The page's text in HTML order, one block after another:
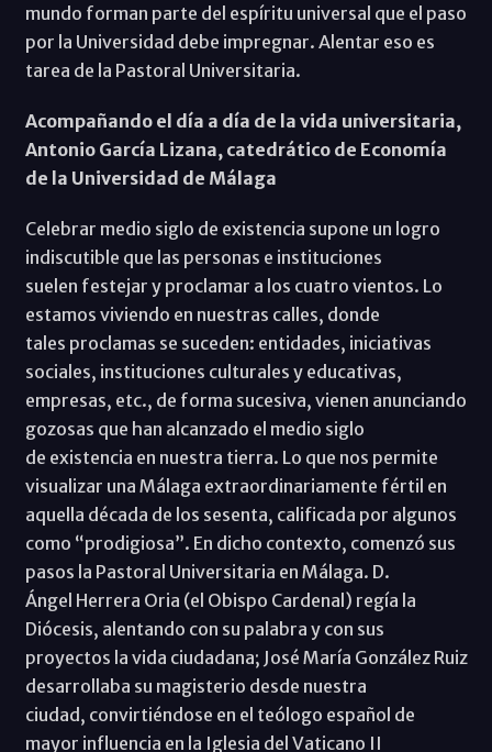
mundo forman parte del espíritu universal que el paso
por la Universidad debe impregnar. Alentar eso es
tarea de la Pastoral Universitaria.
Acompañando el día a día de la vida universitaria,
Antonio García Lizana, catedrático de Economía
de la Universidad de Málaga
Celebrar medio siglo de existencia supone un logro
indiscutible que las personas e instituciones
suelen festejar y proclamar a los cuatro vientos. Lo
estamos viviendo en nuestras calles, donde
tales proclamas se suceden: entidades, iniciativas
sociales, instituciones culturales y educativas,
empresas, etc., de forma sucesiva, vienen anunciando
gozosas que han alcanzado el medio siglo
de existencia en nuestra tierra. Lo que nos permite
visualizar una Málaga extraordinariamente fértil en
aquella década de los sesenta, calificada por algunos
como “prodigiosa”. En dicho contexto, comenzó sus
pasos la Pastoral Universitaria en Málaga. D.
Ángel Herrera Oria (el Obispo Cardenal) regía la
Diócesis, alentando con su palabra y con sus
proyectos la vida ciudadana; José María González Ruiz
desarrollaba su magisterio desde nuestra
ciudad, convirtiéndose en el teólogo español de
mayor influencia en la Iglesia del Vaticano II